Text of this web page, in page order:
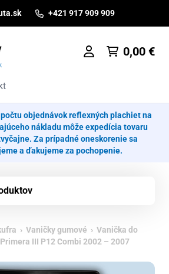
+421 917 909 909
0,00 €
objednávok reflexných plachiet na
nákladu môže expedícia tovaru
Za prípadné oneskorenie sa
a ďakujeme za pochopenie.
› Vaničky gumové › Vanička do
III P12 Combi 2002 – 2007